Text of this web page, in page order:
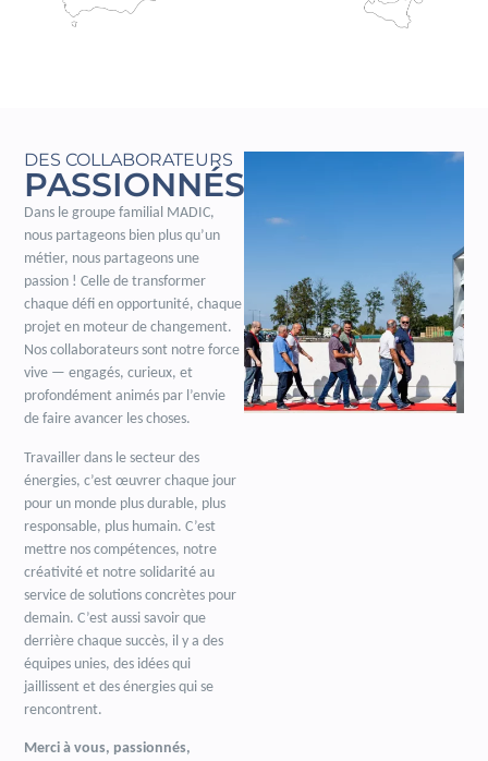
DES COLLABORATEURS
PASSIONNÉS
Dans le groupe familial MADIC,
nous partageons bien plus qu’un
métier, nous partageons une
passion ! Celle de transformer
chaque défi en opportunité, chaque
projet en moteur de changement.
Nos collaborateurs sont notre force
vive — engagés, curieux, et
profondément animés par l’envie
de faire avancer les choses.
Travailler dans le secteur des
énergies, c’est œuvrer chaque jour
pour un monde plus durable, plus
responsable, plus humain. C’est
mettre nos compétences, notre
créativité et notre solidarité au
service de solutions concrètes pour
demain. C’est aussi savoir que
derrière chaque succès, il y a des
équipes unies, des idées qui
jaillissent et des énergies qui se
rencontrent.
Merci à vous, passionnés,